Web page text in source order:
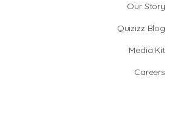
Our Story
Quizizz Blog
Media Kit
Careers